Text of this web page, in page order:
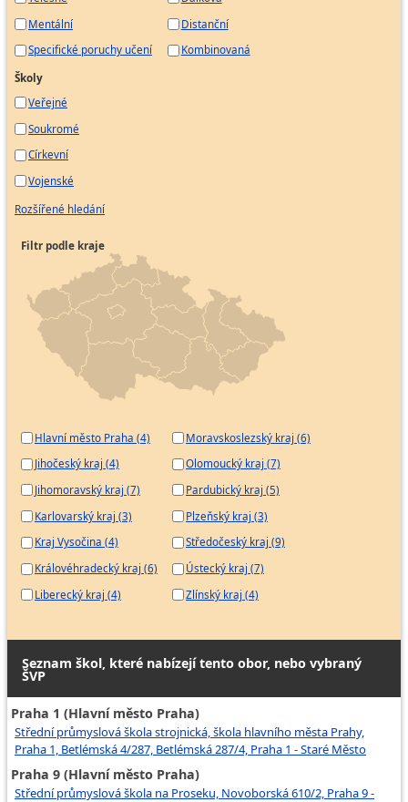
Mentální
Specifické poruchy učení
Distanční
Kombinovaná
Školy
Veřejné
Soukromé
Církevní
Vojenské
Rozšířené hledání
Filtr podle kraje
Hlavní město Praha (4)
Jihočeský kraj (4)
Jihomoravský kraj (7)
Karlovarský kraj (3)
Kraj Vysočina (4)
Královéhradecký kraj (6)
Liberecký kraj (4)
Moravskoslezský kraj (6)
Olomoucký kraj (7)
Pardubický kraj (5)
Plzeňský kraj (3)
Středočeský kraj (9)
Ústecký kraj (7)
Zlínský kraj (4)
Seznam škol, které nabízejí tento obor, nebo vybraný
ŠVP
Praha 1 (Hlavní město Praha)
Střední průmyslová škola strojnická, škola hlavního města Prahy,
Praha 1, Betlémská 4/287, Betlémská 287/4, Praha 1 - Staré Město
Praha 9 (Hlavní město Praha)
Střední průmyslová škola na Proseku, Novoborská 610/2, Praha 9 -